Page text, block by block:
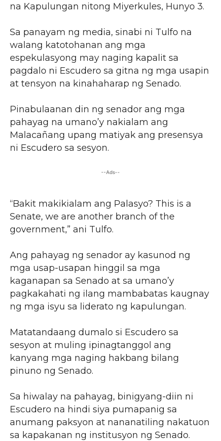
na Kapulungan nitong Miyerkules, Hunyo 3.
Sa panayam ng media, sinabi ni Tulfo na
walang katotohanan ang mga
espekulasyong may naging kapalit sa
pagdalo ni Escudero sa gitna ng mga usapin
at tensyon na kinahaharap ng Senado.
Pinabulaanan din ng senador ang mga
pahayag na umano’y nakialam ang
Malacañang upang matiyak ang presensya
ni Escudero sa sesyon.
--Ads--
“Bakit makikialam ang Palasyo? This is a
Senate, we are another branch of the
government,” ani Tulfo.
Ang pahayag ng senador ay kasunod ng
mga usap-usapan hinggil sa mga
kaganapan sa Senado at sa umano’y
pagkakahati ng ilang mambabatas kaugnay
ng mga isyu sa liderato ng kapulungan.
Matatandaang dumalo si Escudero sa
sesyon at muling ipinagtanggol ang
kanyang mga naging hakbang bilang
pinuno ng Senado.
Sa hiwalay na pahayag, binigyang-diin ni
Escudero na hindi siya pumapanig sa
anumang paksyon at nananatiling nakatuon
sa kapakanan ng institusyon ng Senado.